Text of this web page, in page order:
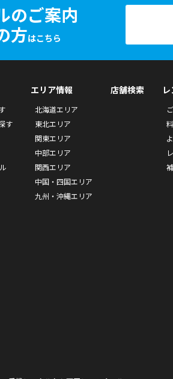
のご案内
方はこちら
す
エリア情報
北海道エリア
東北エリア
関東エリア
中部エリア
関西エリア
中国・四国エリア
九州・沖縄エリア
店舗検索